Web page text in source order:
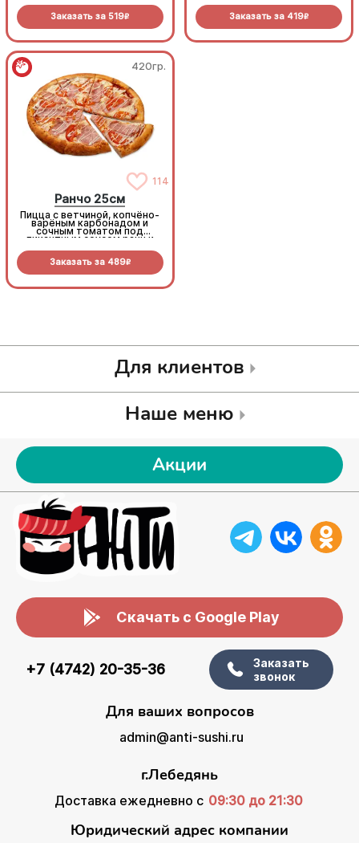
Заказать за 519R Заказать за 419R
420гр.
114
Ранчо 25см
Пицца с ветчиной, копчёно-
варёным карбонадом и
сочным томатом под
пикантным соусом ранч и
Заказать за 489R
Для клиентов
Наше меню
Акции
Скачать с Google Play
+7 (4742) 20-35-36
Заказать
звонок
Для ваших вопросов
admin@anti-sushi.ru
г.Лебедянь
Доставка ежедневно с 09:30 до 21:30
Юридический адрес компании